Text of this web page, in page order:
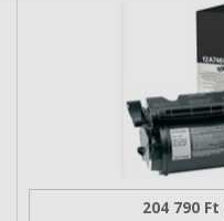
204 790 Ft